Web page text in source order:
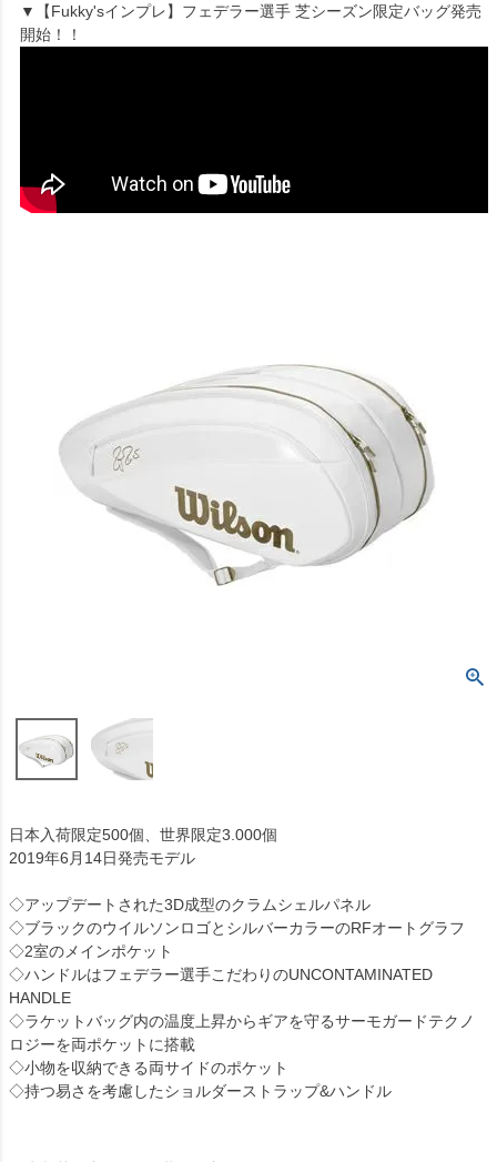
▼【Fukky'sインプレ】フェデラー選手 芝シーズン限定バッグ発売
開始！！
日本入荷限定500個、世界限定3.000個
2019年6月14日発売モデル
◇アップデートされた3D成型のクラムシェルパネル
◇ブラックのウイルソンロゴとシルバーカラーのRFオートグラフ
◇2室のメインポケット
◇ハンドルはフェデラー選手こだわりのUNCONTAMINATED
HANDLE
◇ラケットバッグ内の温度上昇からギアを守るサーモガードテクノ
ロジーを両ポケットに搭載
◇小物を収納できる両サイドのポケット
◇持つ易さを考慮したショルダーストラップ&ハンドル